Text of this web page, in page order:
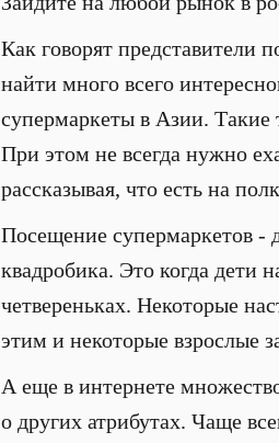
Как говорят представители
найти много всего
супермаркеты в Азии.
При этом не всегда нужно
рассказывая, что есть на
Посещение супермаркетов -
квадробика. Это когда дети
четвереньках. Некоторые
этим и некоторые взрослые
А еще в интернете
о других атрибутах. Чаще